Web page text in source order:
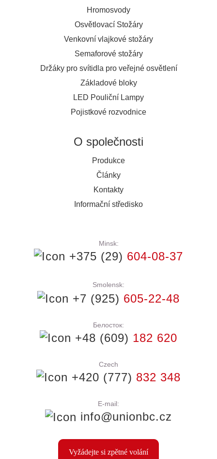
Hromosvody
Osvětlovací Stožáry
Venkovní vlajkové stožáry
Semaforové stožáry
Držáky pro svítidla pro veřejné osvětlení
Základové bloky
LED Pouliční Lampy
Pojistkové rozvodnice
O společnosti
Produkce
Články
Kontakty
Informační středisko
Minsk:
+375 (29) 604-08-37
Smolensk:
+7 (925) 605-22-48
Белосток:
+48 (609) 182 620
Czech
+420 (777) 832 348
E-mail:
info@unionbc.cz
Vyžádejte si zpětné volání